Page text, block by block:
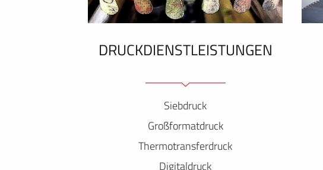
DRUCKDIENSTLEISTUNGEN
Siebdruck
Großformatdruck
Thermotransferdruck
Digitaldruck